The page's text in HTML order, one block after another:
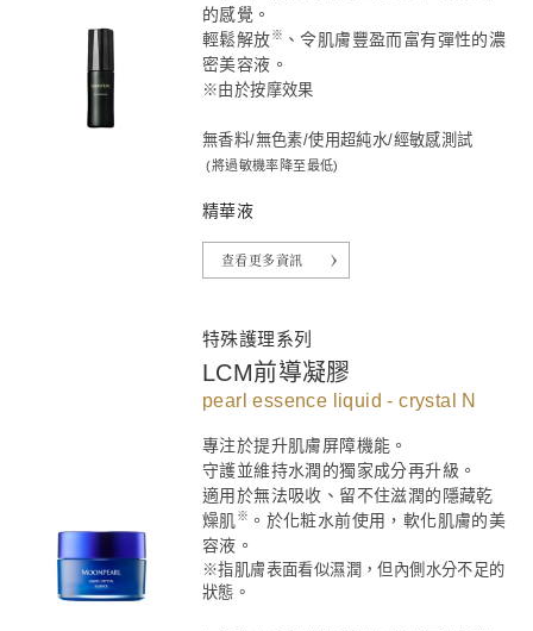
的感覺。
輕鬆解放※ 、令肌膚豐盈而富有彈性的濃
密美容液。
※由於按摩效果
無香料/無色素/使用超純水/經敏感測試
(將過敏機率降至最低)
精華液
查看更多資訊
特殊護理系列
LCM前導凝膠
pearl essence liquid - crystal N
專注於提升肌膚屏障機能。
守護並維持水潤的獨家成分再升級。
適用於無法吸收、留不住滋潤的隱藏乾
燥肌※ 。於化粧水前使用，軟化肌膚的美
容液。
※指肌膚表面看似濕潤，但內側水分不足的
狀態。